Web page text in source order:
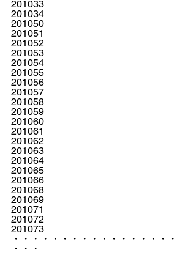
201033
201034
201050
201051
201052
201053
201054
201055
201056
201057
201058
201059
201060
201061
201062
201063
201064
201065
201066
201068
201069
201071
201072
201073
・・・・・・・・・・・・・・・・・
・・・